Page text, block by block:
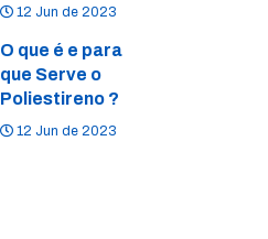
12 Jun de 2023
O que é e para
que Serve o
Poliestireno ?
12 Jun de 2023